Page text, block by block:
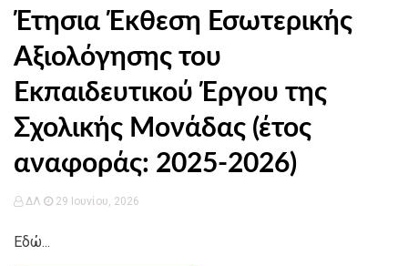
Έτησια Έκθεση Εσωτερικής
Αξιολόγησης του
Εκπαιδευτικού Έργου της
Σχολικής Μονάδας (έτος
αναφοράς: 2025-2026)
ΔΛ 29 Ιουνίου, 2026
Εδώ...